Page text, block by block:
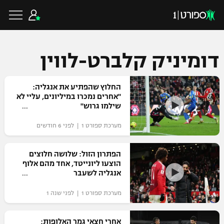
כדורגל ישראלי
ליגת העל
גביע הטוטו
ליגיונרים
גביע המדינה
כדורגל עולמי
ליגת האלופות
ליגה אירופית
ליגה אנגלית
כדורסל ישראלי
ליגת ווינר סל
ליגה לאומית
כדורסל עולמי
NBA
דומיניק קלברט-לווין
החלוץ שהפתיע את אנגליה:
"אחרים נמכרו במיליונים, עליי לא
שילמו גרוש"
מערכת ספורט 1 | לפני 6 חודשים
הפתרון הזול: שלושה חלוצים
הוצעו ליונייטד, אחד מהם אלוף
אנגליה לשעבר
מערכת ספורט 1 | לפני שנה 1
אחרי חצאי גמר האלופות: